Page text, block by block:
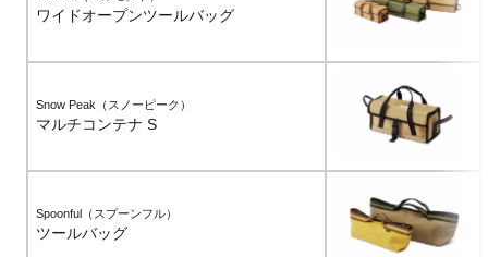
ワイドオープンツールバッグ
Snow Peak（スノーピーク）
マルチコンテナ S
Spoonful（スプーンフル）
ツールバッグ